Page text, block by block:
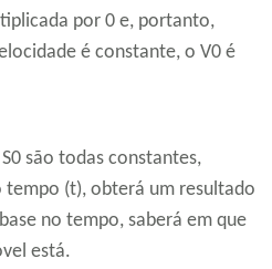
por 0 e, portanto,
é constante, o V0 é
são todas constantes,
tempo (t), obterá um resultado
no tempo, saberá em que
está.